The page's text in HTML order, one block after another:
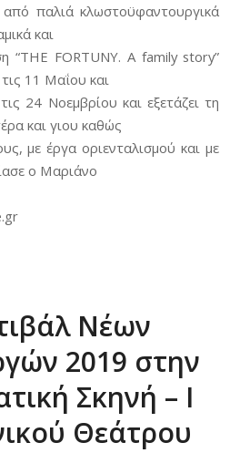
παλιά κλωστοϋφαντουργικά
και
“THE FORTUNY. A family story”
11 Μαΐου και
24 Νοεμβρίου και εξετάζει τη
και γιου καθώς
με έργα οριενταλισμού και με
ο Μαριάνο
Νέων
2019 στην
Σκηνή – Ι
Θεάτρου